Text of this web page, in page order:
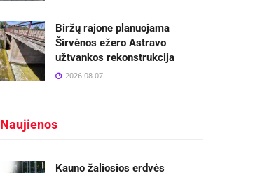
Biržų rajone planuojama
Širvėnos ežero Astravo
užtvankos rekonstrukcija
2026-08-07
Naujienos
Kauno žaliosios erdvės